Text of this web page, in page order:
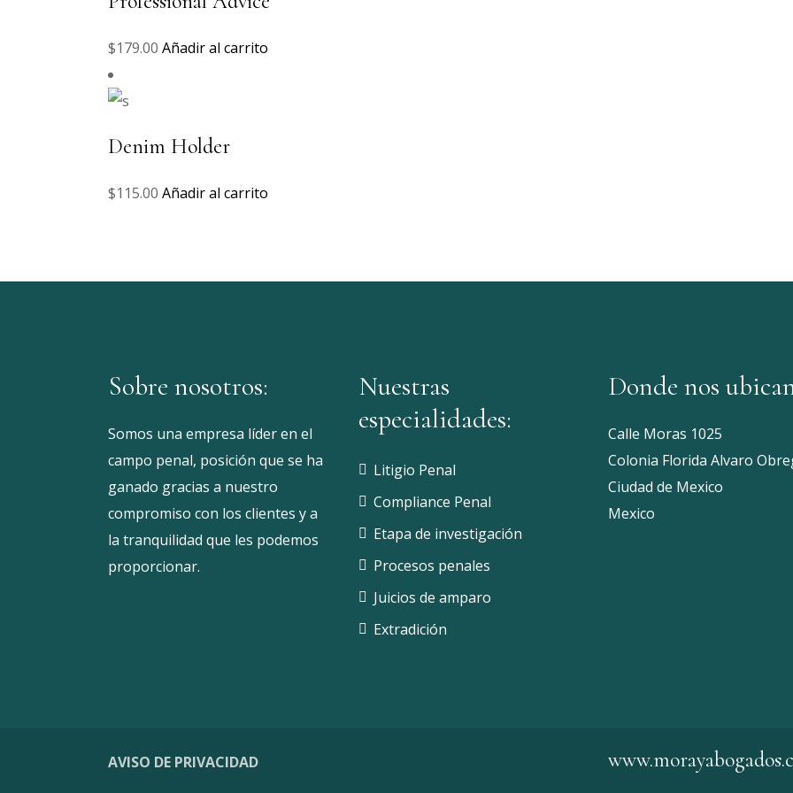
$179.00 Añadir al carrito
Denim Holder
$115.00 Añadir al carrito
Sobre nosotros:
Somos una empresa líder en el
campo penal, posición que se ha
ganado gracias a nuestro
compromiso con los clientes y a
la tranquilidad que les podemos
proporcionar.
Nuestras
especialidades:
Litigio Penal
Compliance Penal
Etapa de investigación
Procesos penales
Juicios de amparo
Extradición
Donde nos
Calle Moras 1025
Colonia Florida Alvaro
Ciudad de Mexico
Mexico
AVISO DE PRIVACIDAD